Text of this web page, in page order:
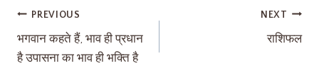
PREVIOUS
भगवान कहते हैं, भाव ही प्रधान
है उपासना का भाव ही भक्ति है
NEXT
राशिफल